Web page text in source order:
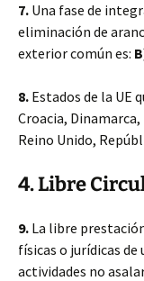
7. Una fase de
eliminación de
exterior común es:
8. Estados de la UE
Croacia,
Reino Unido,
4. Libre
9. La libre
físicas o jurídicas
actividades no